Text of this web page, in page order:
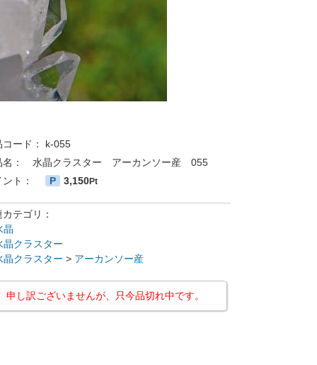
ード：
k-055
：
水晶クラスター アーカンソー産 055
ト：
P 3,150Pt
テゴリ：
晶
晶クラスター
晶クラスター > アーカンソー産
申し訳ございませんが、只今品切れ中です。